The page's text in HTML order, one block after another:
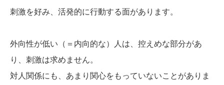
刺激を好み、活発的に行動する面があります。
外向性が低い（＝内向的な）人は、控えめな部分があ
り、刺激は求めません。
対人関係にも、あまり関心をもっていないことがありま